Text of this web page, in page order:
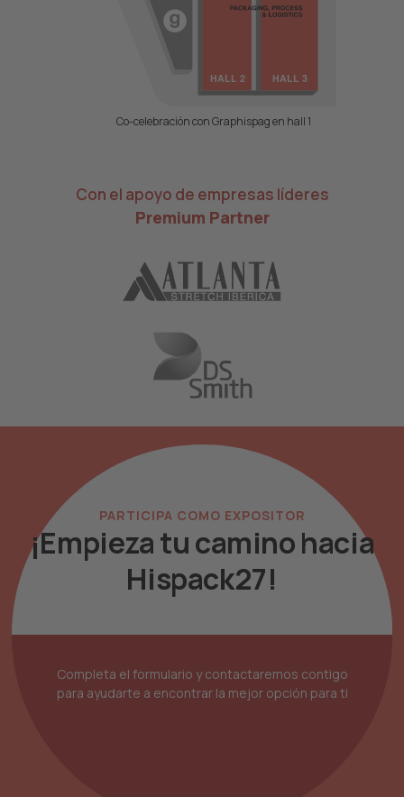
Co-celebración con Graphispag en hall 1
Con el apoyo de empresas líderes
Premium Partner
PARTICIPA COMO EXPOSITOR
¡Empiezatu caminohacia
Hispack27!
Completa el formulario y contactaremos contigo
para ayudarte a encontrar la mejor opción para ti